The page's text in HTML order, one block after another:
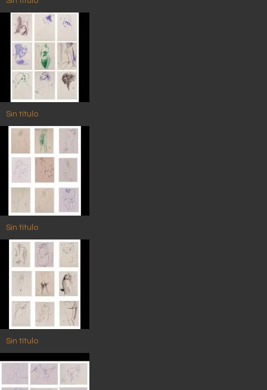
Sin título
Sin título
Sin título